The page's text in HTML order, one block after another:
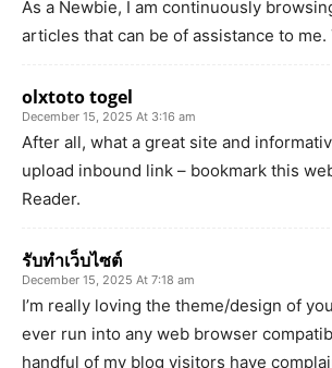
As a Newbie, I am continuously
articles that can be of assistance to me.
olxtoto togel
December 15, 2025 At 3:16 am
After all, what a great site and
upload inbound link – bookmark this
Reader.
รับทำเว็บไซต์
December 15, 2025 At 7:18 am
I’m really loving the theme/design of
ever run into any web browser
handful of my blog visitors have